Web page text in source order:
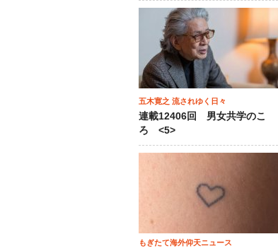
五木寛之 流されゆく日々
連載12406回 男女共学のこ
ろ <5>
もぎたて海外仰天ニュース